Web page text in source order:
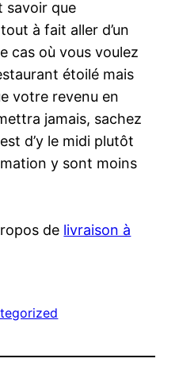
savoir que
à fait aller d’un
cas où vous voulez
étoilé mais
votre revenu en
jamais, sachez
d’y le midi plutôt
y sont moins
de livraison à